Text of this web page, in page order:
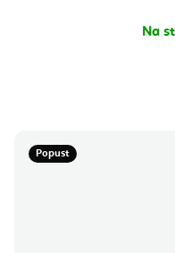
Na
Popust